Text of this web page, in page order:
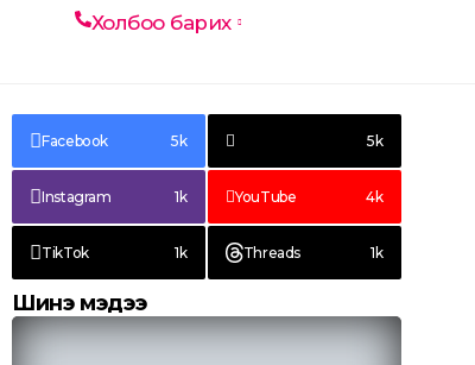
Холбоо барих
Facebook 5k 5k
Instagram 1k YouTube 4k
TikTok 1k Threads 1k
Шинэ мэдээ